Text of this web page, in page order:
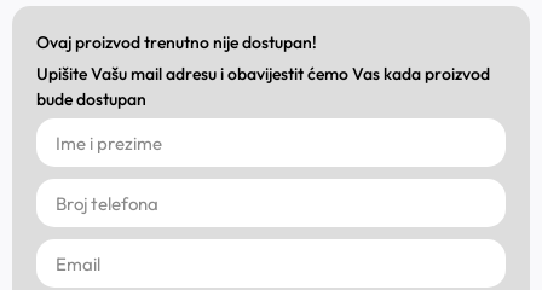
Ovaj proizvod trenutno nije dostupan!
Upišite Vašu mail adresu i obavijestit ćemo Vas kada proizvod
bude dostupan